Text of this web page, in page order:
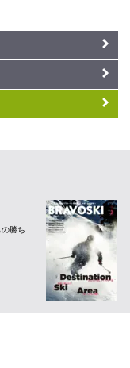
勝ち